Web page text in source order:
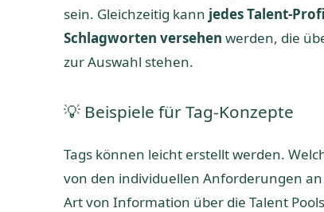
sein. Gleichzeitig kann jedes Talent-
Schlagworten versehen werden, die
zur Auswahl stehen.
💡 Beispiele für Tag-Konzepte
Tags können leicht erstellt werden.
von den individuellen Anforderungen
Art von Information über die Talent